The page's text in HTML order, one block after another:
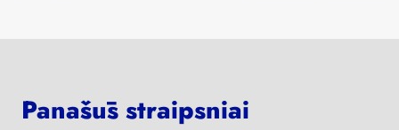
Panašūs straipsniai